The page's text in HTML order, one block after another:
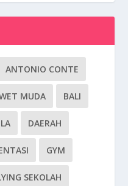
ANTONIO CONTE
MUDA BALI
DAERAH
GYM
SEKOLAH